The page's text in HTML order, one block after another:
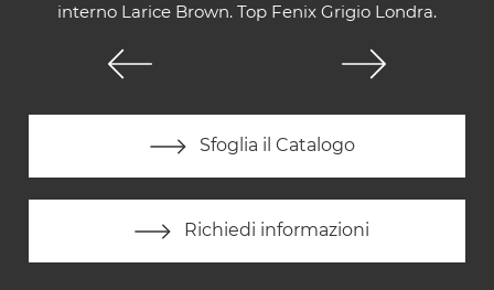
interno Larice Brown. Top Fenix Grigio Londra.
Sfoglia il Catalogo
Richiedi informazioni